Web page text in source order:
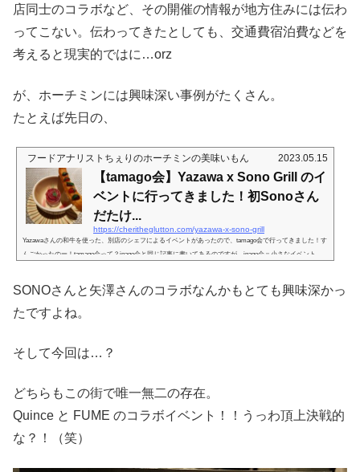
店同士のコラボなど、その開催の情報が地方住みには伝わ
ってこない。伝わってきたとしても、交通費宿泊費などを
考えると現実的ではに…orz
が、ホーチミンには興味深い事例がたくさん。
たとえば先日の、
フードアナリストちぇりのホーチミンの美味いもん 2023.05.15
【tamago会】Yazawa x Sono Grill のイ
ベントに行ってきました！初Sonoさん
だたけ...
https://cheritheglutton.com/yazawa-x-sono-grill
Yazawaさんの和牛を使った、別店のシェフによるイベントがあったので、tamago会で行ってきました！す
んごかったのー！tamago会って？inago会と同じ記事に書いてあるのですが、inago会＝小さなイベント
もしご興味ある方がいたらご連絡くださいませ。ちぇり：https://line.me/R/ti/p/%40rer3612k矢澤 さんはとも
かく Sono Grillさんっ...
SONOさんと矢澤さんのコラボなんかもとても興味深かっ
たですよね。
そして今回は…？
どちらもこの街で唯一無二の存在。
Quince と FUME のコラボイベント！！うっわ頂上決戦的
な？！（笑）